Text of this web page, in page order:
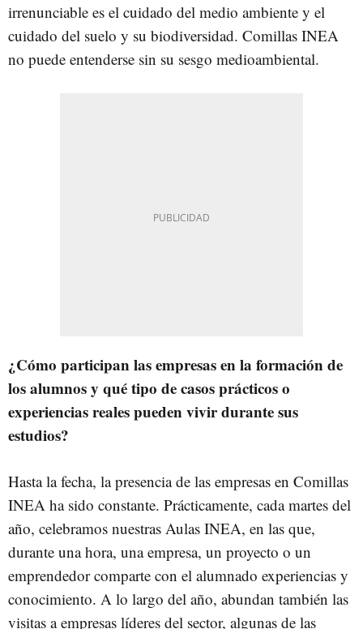
irrenunciable es el cuidado del medio ambiente y el
cuidado del suelo y su biodiversidad. Comillas INEA
no puede entenderse sin su sesgo medioambiental.
¿Cómo participan las empresas en la formación de
los alumnos y qué tipo de casos prácticos o
experiencias reales pueden vivir durante sus
estudios?
Hasta la fecha, la presencia de las empresas en Comillas
INEA ha sido constante. Prácticamente, cada martes del
año, celebramos nuestras Aulas INEA, en las que,
durante una hora, una empresa, un proyecto o un
emprendedor comparte con el alumnado experiencias y
conocimiento. A lo largo del año, abundan también las
visitas a empresas líderes del sector, algunas de las